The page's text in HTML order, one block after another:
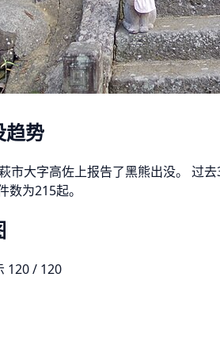
趋势
市大字高佐上报告了黑熊出没。 过
数为215起。
120 / 120